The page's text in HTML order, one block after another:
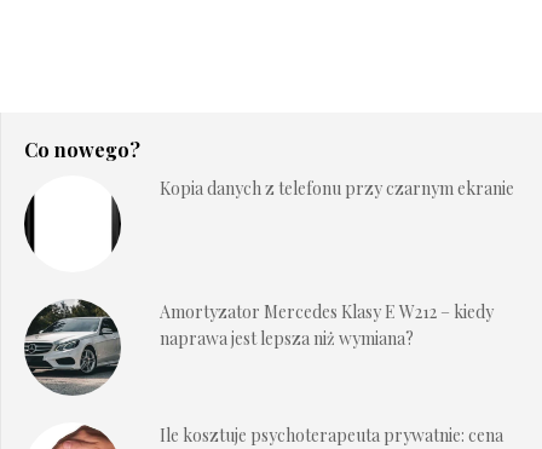
Co nowego?
Kopia danych z telefonu przy czarnym ekranie
Amortyzator Mercedes Klasy E W212 – kiedy
naprawa jest lepsza niż wymiana?
Ile kosztuje psychoterapeuta prywatnie: cena